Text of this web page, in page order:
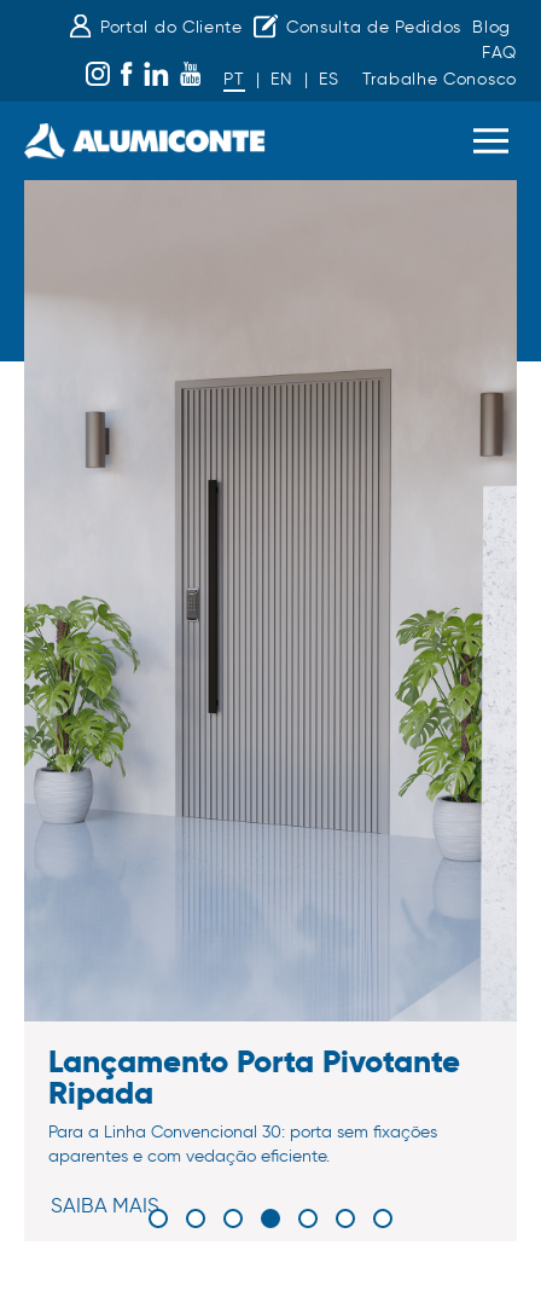
Portal do Cliente Consulta de Pedidos
Blog
FAQ
PT
| EN | ES Trabalhe Conosco
Lançamento Porta Pivotante
Ripada
Para a Linha Convencional 30: porta sem fixações
aparentes e com vedação eficiente.
SAIBA MAIS